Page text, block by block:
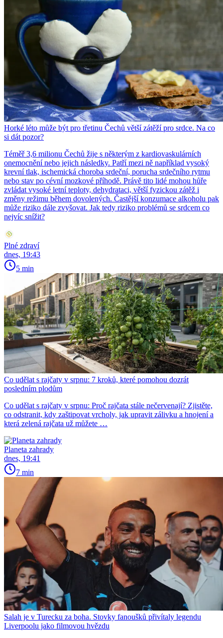
Horké léto může být pro třetinu Čechů větší zátěží pro srdce. Na co
si dát pozor?
Téměř 3,6 milionu Čechů žije s některým z kardiovaskulárních
onemocnění nebo jejich následky. Patří mezi ně například vysoký
krevní tlak, ischemická choroba srdeční, porucha srdečního rytmu
nebo stav po cévní mozkové příhodě. Právě tito lidé mohou hůře
zvládat vysoké letní teploty, dehydrataci, větší fyzickou zátěž i
změny režimu během dovolených. Častější konzumace alkoholu pak
může riziko dále zvyšovat. Jak tedy riziko problémů se srdcem co
nejvíc snížit?
Plné zdraví
dnes, 19:43
5 min
Co udělat s rajčaty v srpnu: 7 kroků, které pomohou dozrát
posledním plodům
Co udělat s rajčaty v srpnu: Proč rajčata stále nečervenají? Zjistěte,
co odstranit, kdy zaštipovat vrcholy, jak upravit zálivku a hnojení a
která zelená rajčata už můžete …
Planeta zahrady
dnes, 19:41
7 min
Salah je v Turecku za boha. Stovky fanoušků přivítaly legendu
Liverpoolu jako filmovou hvězdu